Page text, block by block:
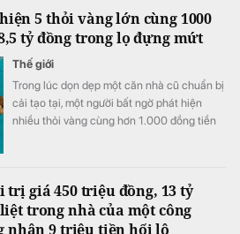
5 thỏi vàng lớn cùng 1000
tỷ đồng trong lọ đựng mứt
Thế giới
Trong lúc dọn dẹp một căn nhà cũ chuẩn bị
cải tạo tại, một người bất ngờ phát hiện
nhiều thỏi vàng cùng hơn 1.000 đồng tiền
trị giá 450 triệu đồng, 13 tỷ
trong nhà của một công
nhận 9 triệu tiền hối lộ